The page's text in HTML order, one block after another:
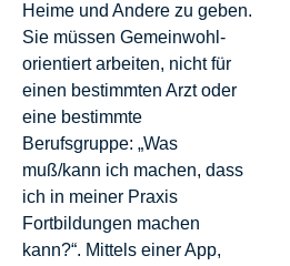
Heime und Andere zu geben.
Sie müssen Gemeinwohl-
orientiert arbeiten, nicht für
einen bestimmten Arzt oder
eine bestimmte
Berufsgruppe: „Was
muß/kann ich machen, dass
ich in meiner Praxis
Fortbildungen machen
kann?“. Mittels einer App,